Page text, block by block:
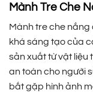
Mành Tre Che
Mành tre che
khá sáng tạo của
sản xuất từ vật liệu
an toàn cho người
bắt gặp hình ảnh